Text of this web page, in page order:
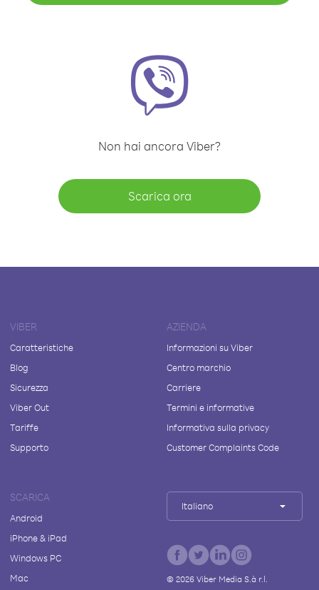
Non hai ancora Viber?
Scarica ora
VIBER
Caratteristiche
Blog
Sicurezza
Viber Out
Tariffe
Supporto
AZIENDA
Informazioni su Viber
Centro marchio
Carriere
Termini e informative
Informativa sulla privacy
Customer Complaints Code
SCARICA
Android
iPhone & iPad
Windows PC
Mac
Italiano
© 2026Viber Media S.à r.l.